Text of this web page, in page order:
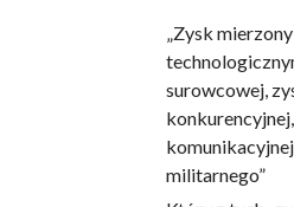
„Zysk
surowcowej,
militarnego”